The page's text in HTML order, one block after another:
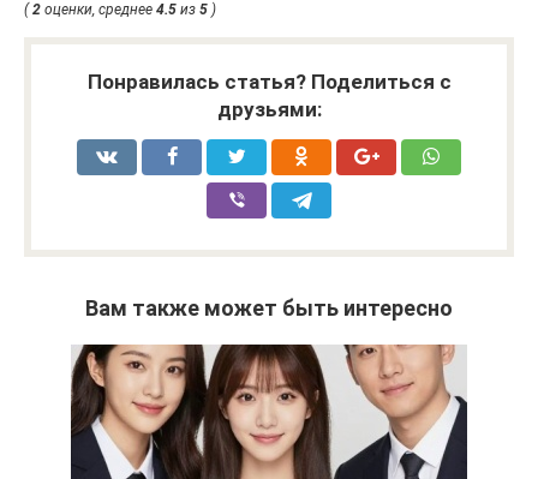
(2 оценки, среднее 4.5 из 5 )
Понравилась статья? Поделиться с
друзьями:
Вам также может быть интересно